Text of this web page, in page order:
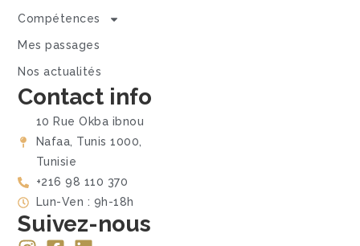
Compétences
Mes passages
Nos actualités
Contact info
10 Rue Okba ibnou
Nafaa, Tunis 1000,
Tunisie
+216 98 110 370
Lun-Ven : 9h-18h
Suivez-nous